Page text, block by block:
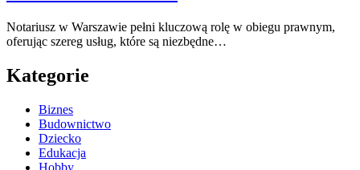
Notariusz w Warszawie pełni kluczową rolę w obiegu prawnym,
oferując szereg usług, które są niezbędne…
Kategorie
Biznes
Budownictwo
Dziecko
Edukacja
Hobby